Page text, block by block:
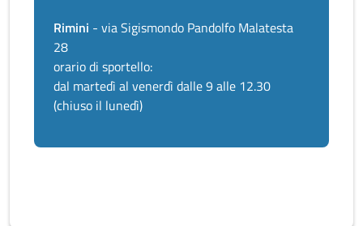
Rimini - via Sigismondo Pandolfo Malatesta
28
orario di sportello:
dal martedì al venerdì dalle 9 alle 12.30
(chiuso il lunedì)